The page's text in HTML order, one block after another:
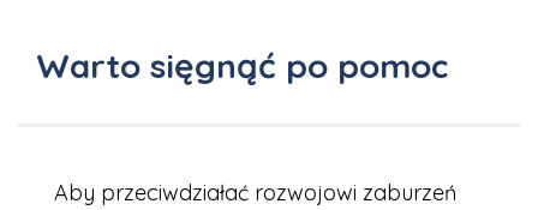
Warto sięgnąć po pomoc
Aby przeciwdziałać rozwojowi zaburzeń